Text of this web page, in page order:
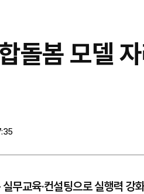
돌봄 모델
무교육·컨설팅으로 실행력 강